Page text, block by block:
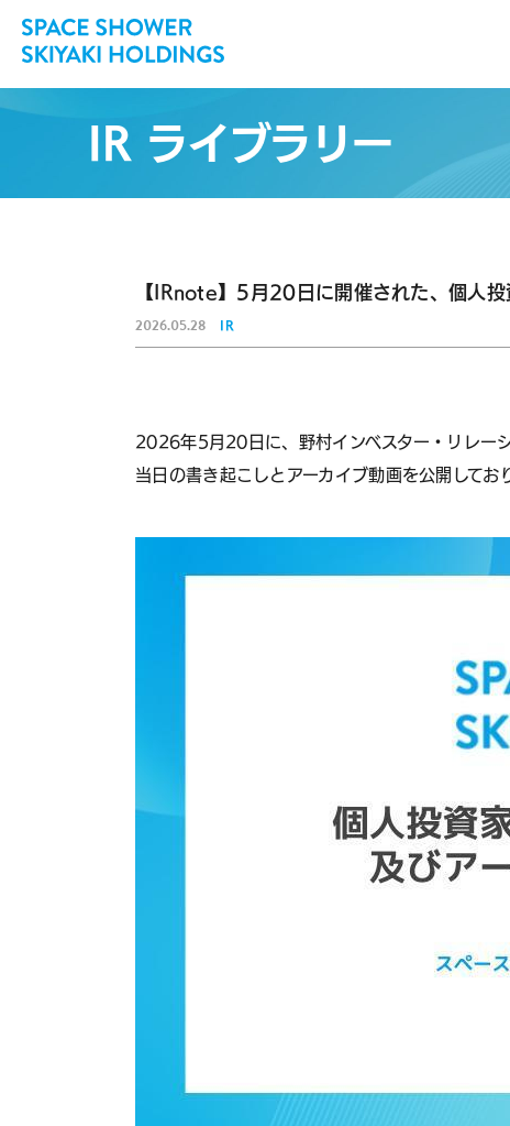
IR ライブラリー
【IRnote】5月20日に開催された、個人
2026.05.28 IR
2026年5月20日に、野村インベスター・リレー
当日の書き起こしとアーカイブ動画を公開してお